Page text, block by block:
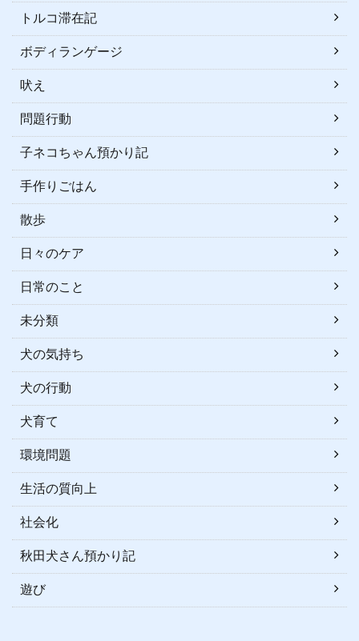
トルコ滞在記
ボディランゲージ
吠え
問題行動
子ネコちゃん預かり記
手作りごはん
散歩
日々のケア
日常のこと
未分類
犬の気持ち
犬の行動
犬育て
環境問題
生活の質向上
社会化
秋田犬さん預かり記
遊び